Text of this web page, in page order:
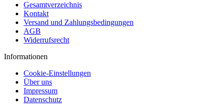
Gesamtverzeichnis
Kontakt
Versand und Zahlungsbedingungen
AGB
Widerrufsrecht
Informationen
Cookie-Einstellungen
Über uns
Impressum
Datenschutz